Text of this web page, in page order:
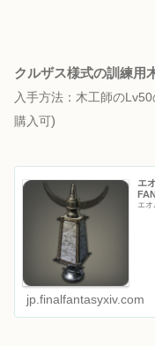
クルザス様式の訓練用
入手方法：木工師の
購入可)
エ
エオ
jp.finalfantasyxiv.com